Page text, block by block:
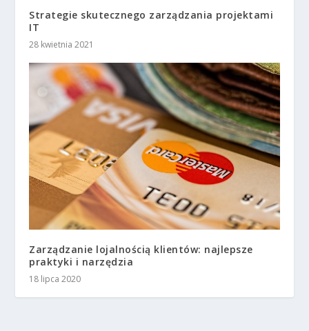
Strategie skutecznego zarządzania projektami
IT
28 kwietnia 2021
Zarządzanie lojalnością klientów: najlepsze
praktyki i narzędzia
18 lipca 2020